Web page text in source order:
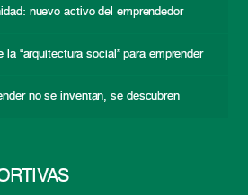
nuevo activo del emprendedor
la “arquitectura social” para emprender
no se inventan, se descubren